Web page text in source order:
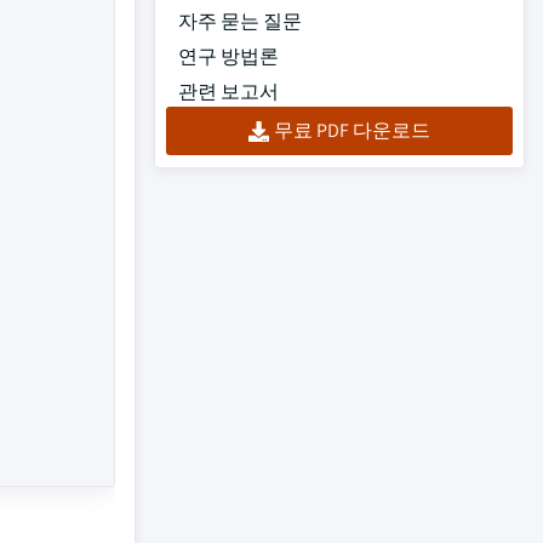
자주 묻는 질문
연구 방법론
관련 보고서
무료 PDF 다운로드